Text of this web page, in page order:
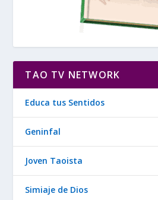
TAO TV NETWORK
Educa tus Sentidos
Geninfal
Joven Taoista
Simiaje de Dios